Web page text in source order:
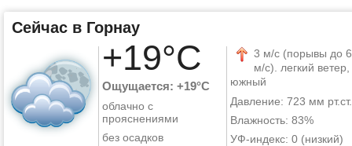
Сейчас в Горнау
+19°C
Ощущается: +19°C
облачно с
прояснениями
без осадков
3 м/с (порывы до 6
м/с). легкий ветер,
южный
Давление: 723 мм рт.ст.
Влажность: 83%
УФ-индекс: 0 (низкий)